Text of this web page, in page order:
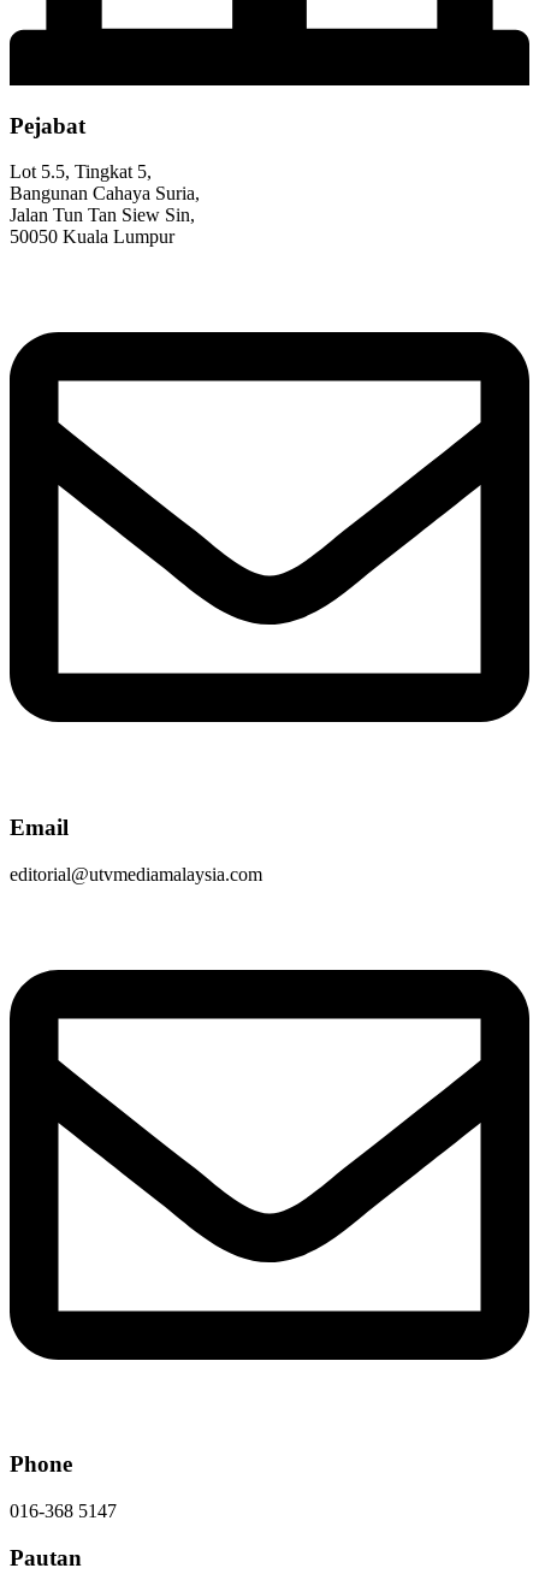
Pejabat
Lot 5.5, Tingkat 5,
Bangunan Cahaya Suria,
Jalan Tun Tan Siew Sin,
50050 Kuala Lumpur
Email
editorial@utvmediamalaysia.com
Phone
016-368 5147
Pautan